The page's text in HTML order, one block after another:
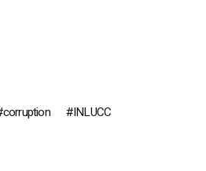
corruption INLUCC